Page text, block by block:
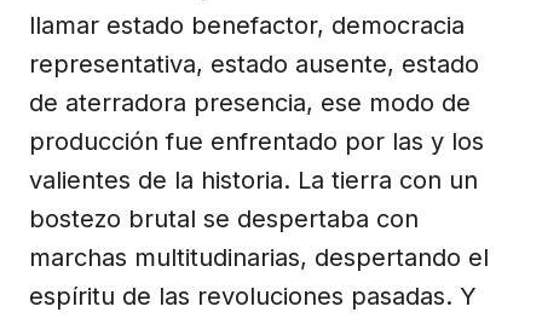
llamar estado benefactor, democracia
representativa, estado ausente, estado
de aterradora presencia, ese modo de
producción fue enfrentado por las y los
valientes de la historia. La tierra con un
bostezo brutal se despertaba con
marchas multitudinarias, despertando el
espíritu de las revoluciones pasadas. Y